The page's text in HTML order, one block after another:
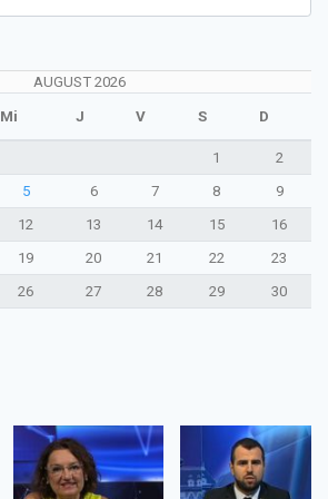
AUGUST 2026
Mi J V S D
1
2
5 6 7 8
9
12 13 14 15
16
19 20 21 22
23
26 27 28 29
30